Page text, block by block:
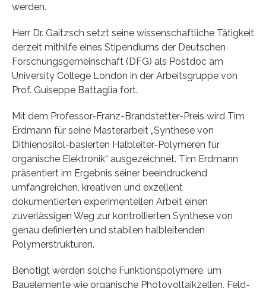
werden.
Herr Dr. Gaitzsch setzt seine wissenschaftliche Tätigkeit
derzeit mithilfe eines Stipendiums der Deutschen
Forschungsgemeinschaft (DFG) als Postdoc am
University College London in der Arbeitsgruppe von
Prof. Guiseppe Battaglia fort.
Mit dem Professor-Franz-Brandstetter-Preis wird Tim
Erdmann für seine Masterarbeit „Synthese von
Dithienosilol-basierten Halbleiter-Polymeren für
organische Elektronik“ ausgezeichnet. Tim Erdmann
präsentiert im Ergebnis seiner beeindruckend
umfangreichen, kreativen und exzellent
dokumentierten experimentellen Arbeit einen
zuverlässigen Weg zur kontrollierten Synthese von
genau definierten und stabilen halbleitenden
Polymerstrukturen.
Benötigt werden solche Funktionspolymere, um
Bauelemente wie organische Photovoltaikzellen, Feld-